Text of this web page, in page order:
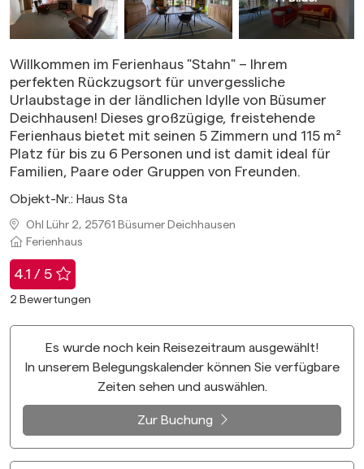
Willkommen im Ferienhaus "Stahn" – Ihrem
perfekten Rückzugsort für unvergessliche
Urlaubstage in der ländlichen Idylle von Büsumer
Deichhausen! Dieses großzügige, freistehende
Ferienhaus bietet mit seinen 5 Zimmern und 115 m²
Platz für bis zu 6 Personen und ist damit ideal für
Familien, Paare oder Gruppen von Freunden.
Objekt-Nr.: Haus Sta
Ohl Lühr 2, 25761 Büsumer Deichhausen
Ferienhaus
4.1 / 5
2 Bewertungen
Es wurde noch kein Reisezeitraum ausgewählt!
In unserem Belegungskalender können Sie verfügbare
Zeiten sehen und auswählen.
Zur Buchung